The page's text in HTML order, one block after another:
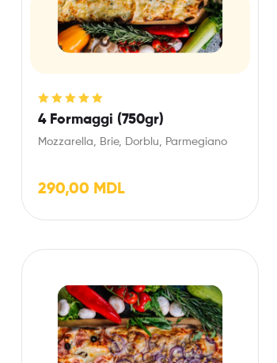
Evaluat la
4 Formaggi (750gr)
Mozzarella, Brie, Dorblu, Parmegiano
290,00 MDL